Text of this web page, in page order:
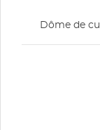
Dôme de